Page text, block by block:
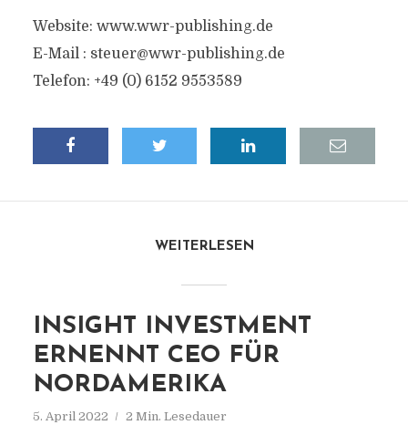
Website: www.wwr-publishing.de
E-Mail : steuer@wwr-publishing.de
Telefon: +49 (0) 6152 9553589
WEITERLESEN
INSIGHT INVESTMENT
ERNENNT CEO FÜR
NORDAMERIKA
5. April 2022 2 Min. Lesedauer